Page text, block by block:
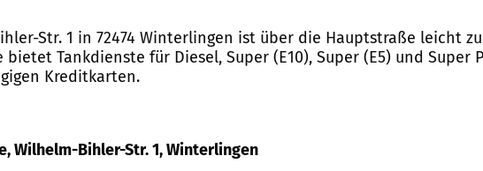
Str. 1 in 72474 Winterlingen ist über die Hauptstraße leicht
Tankdienste für Diesel, Super (E10), Super (E5) und Super
Kreditkarten.
Wilhelm-Bihler-Str. 1, Winterlingen